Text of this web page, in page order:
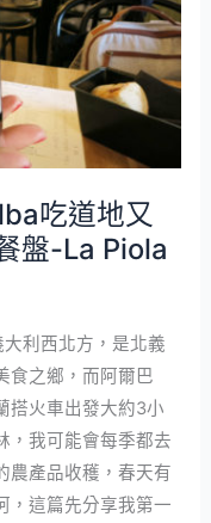
吃道地又
盤-La Piola
利西北方，是北義
食之鄉，而阿爾巴
搭火車出發大約3小
，我可能會每季都去
農產品收穫，春天有
，這篇先分享我第一